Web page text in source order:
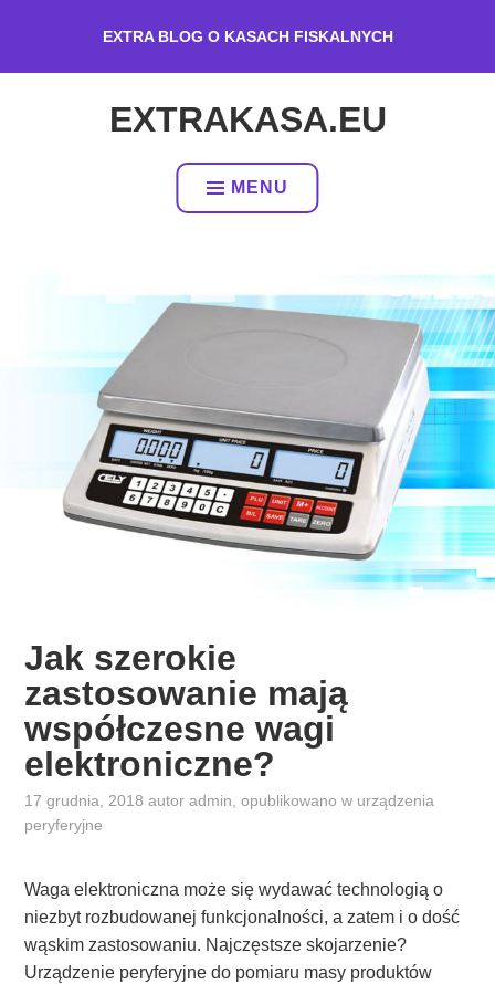
EXTRA BLOG O KASACH FISKALNYCH
EXTRAKASA.EU
MENU
Jak szerokie
zastosowanie mają
współczesne wagi
elektroniczne?
17 grudnia, 2018 autoradmin, opublikowano w urządzenia
peryferyjne
Waga elektroniczna może się wydawać technologią o
niezbyt rozbudowanej funkcjonalności, a zatem i o dość
wąskim zastosowaniu. Najczęstsze skojarzenie?
Urządzenie peryferyjne do pomiaru masy produktów